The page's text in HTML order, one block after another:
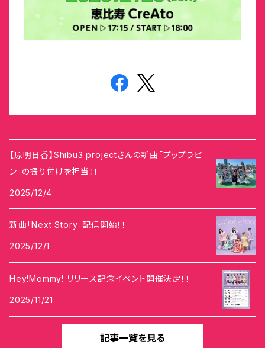
【原明日香】Shibu3 projectさんの新曲「プップラビ
ン」の振り付けを担当！！
2025/12/4
新曲「Next Story」配信開始！！
2025/12/1
Hey!Mommy! リリース記念イベント開催決定！！
2025/11/21
記事一覧を見る